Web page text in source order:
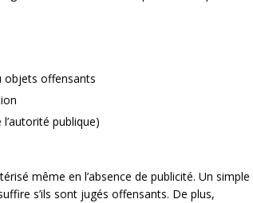
objets offensants
publique)
même en l’absence de publicité. Un simple
s’ils sont jugés offensants. De plus,